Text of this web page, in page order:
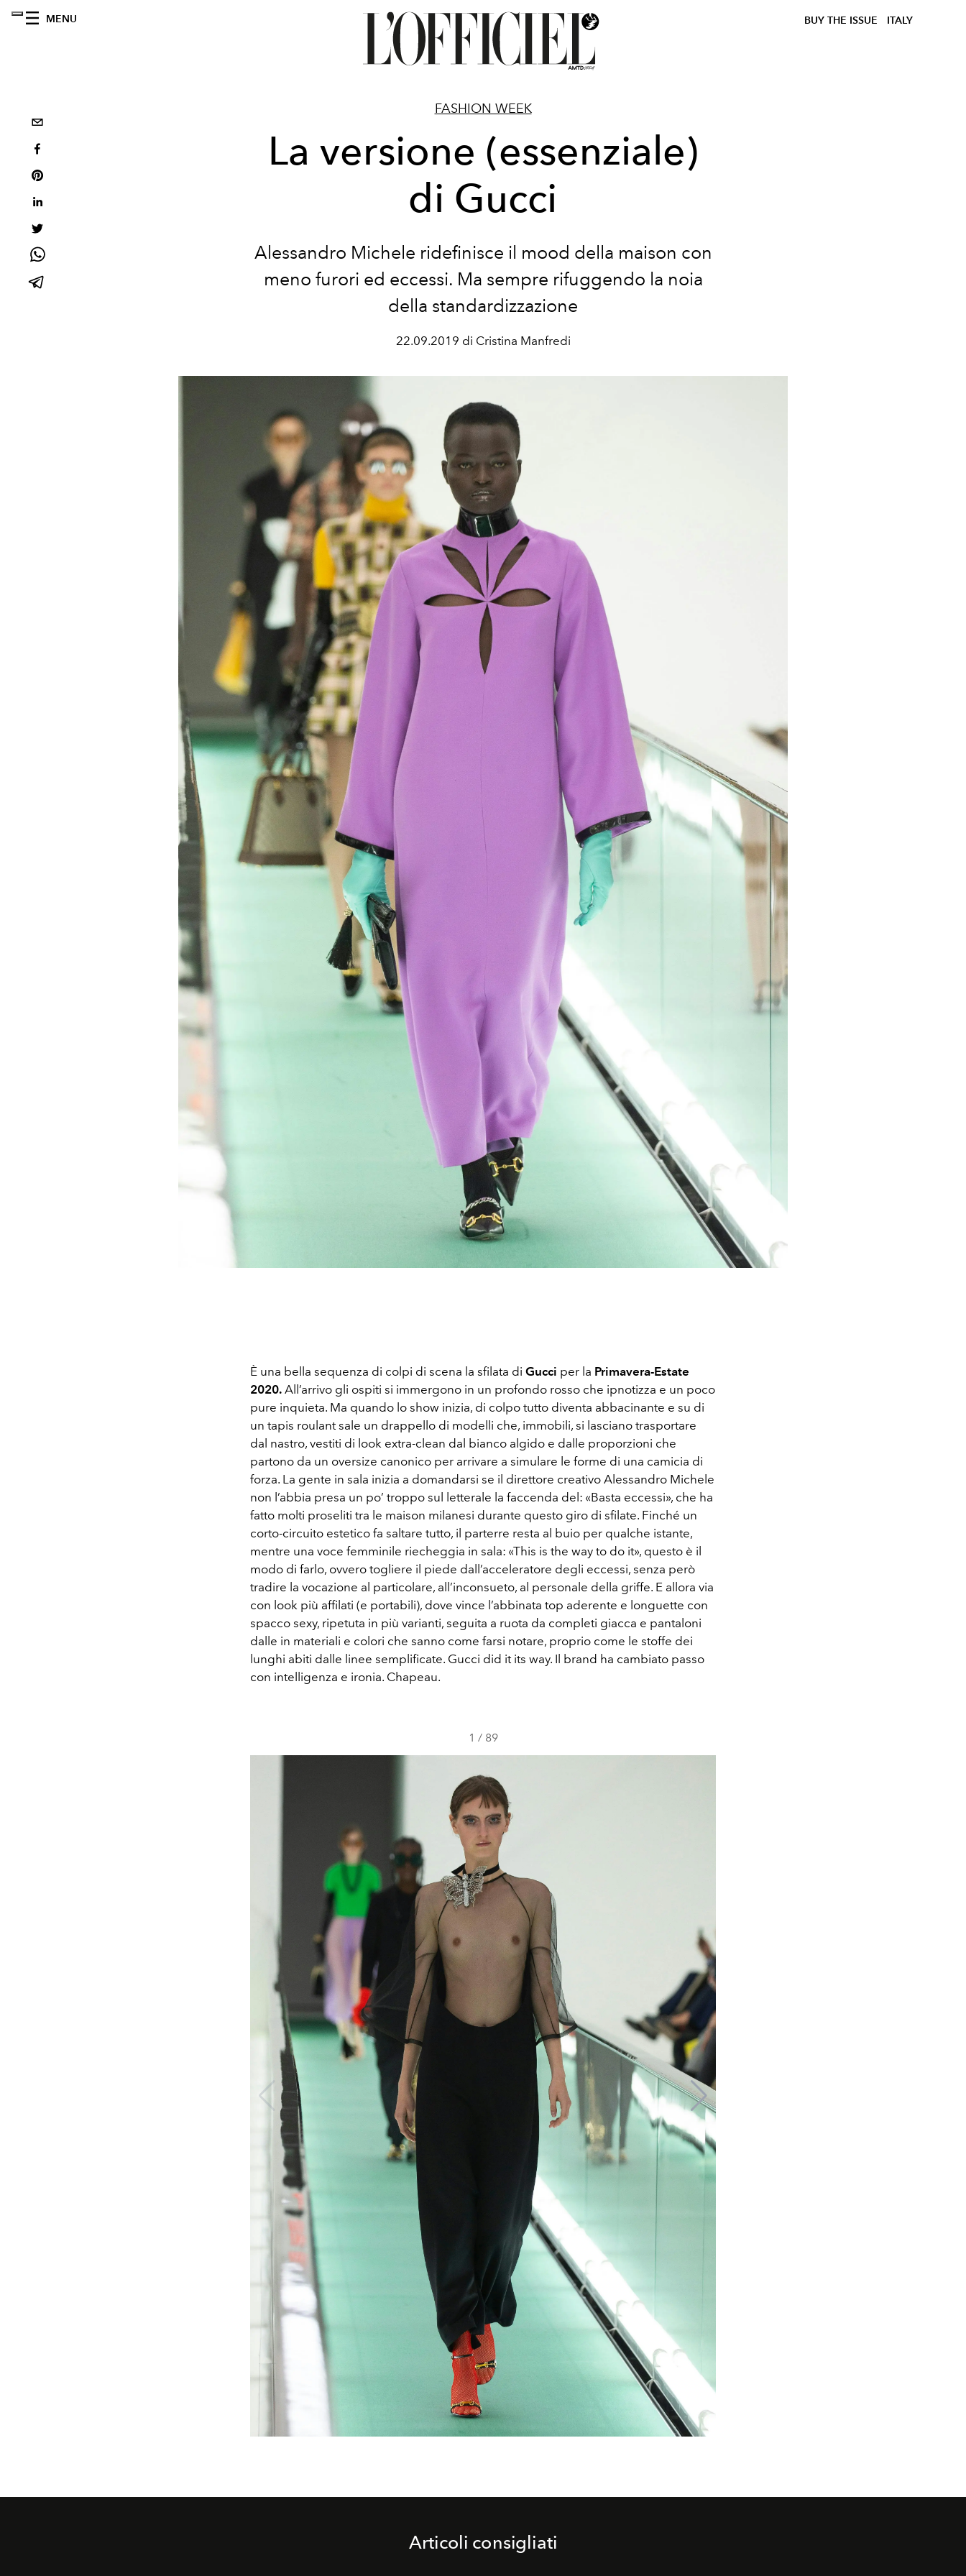
MENU BUY THE ISSUE ITALY
FASHION WEEK
La versione (essenziale)
di Gucci
Alessandro Michele ridefinisce il mood della maison con
meno furori ed eccessi. Ma sempre rifuggendo la noia
della standardizzazione
22.09.2019 di Cristina Manfredi
È una bella sequenza di colpi di scena la sfilata di Gucci per la Primavera-Estate
2020. All’arrivo gli ospiti si immergono in un profondo rosso che ipnotizza e un poco
pure inquieta. Ma quando lo show inizia, di colpo tutto diventa abbacinante e su di
un tapis roulant sale un drappello di modelli che, immobili, si lasciano trasportare
dal nastro, vestiti di look extra-clean dal bianco algido e dalle proporzioni che
partono da un oversize canonico per arrivare a simulare le forme di una camicia di
forza. La gente in sala inizia a domandarsi se il direttore creativo Alessandro Michele
non l’abbia presa un po’ troppo sul letterale la faccenda del: «Basta eccessi», che ha
fatto molti proseliti tra le maison milanesi durante questo giro di sfilate. Finché un
corto-circuito estetico fa saltare tutto, il parterre resta al buio per qualche istante,
mentre una voce femminile riecheggia in sala: «This is the way to do it», questo è il
modo di farlo, ovvero togliere il piede dall’acceleratore degli eccessi, senza però
tradire la vocazione al particolare, all’inconsueto, al personale della griffe. E allora via
con look più affilati (e portabili), dove vince l’abbinata top aderente e longuette con
spacco sexy, ripetuta in più varianti, seguita a ruota da completi giacca e pantaloni
dalle in materiali e colori che sanno come farsi notare, proprio come le stoffe dei
lunghi abiti dalle linee semplificate. Gucci did it its way. Il brand ha cambiato passo
con intelligenza e ironia. Chapeau.
1 / 89
Articoli consigliati